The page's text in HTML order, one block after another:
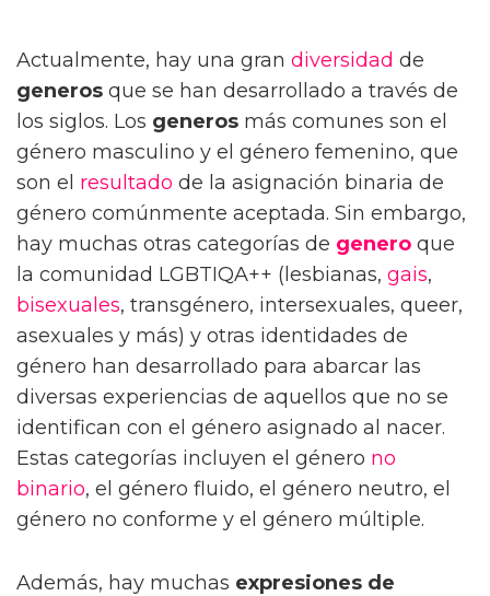
Actualmente, hay una gran diversidad de
generos que se han desarrollado a través de
los siglos. Los generos más comunes son el
género masculino y el género femenino, que
son el resultado de la asignación binaria de
género comúnmente aceptada. Sin embargo,
hay muchas otras categorías de genero que
la comunidad LGBTIQA++ (lesbianas, gais,
bisexuales, transgénero, intersexuales, queer,
asexuales y más) y otras identidades de
género han desarrollado para abarcar las
diversas experiencias de aquellos que no se
identifican con el género asignado al nacer.
Estas categorías incluyen el género no
binario, el género fluido, el género neutro, el
género no conforme y el género múltiple.
Además, hay muchas expresiones de